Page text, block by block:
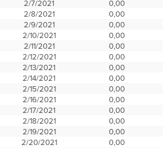
2/7/2021
0,00
2/8/2021
0,00
2/9/2021
0,00
2/10/2021
0,00
2/11/2021
0,00
2/12/2021
0,00
2/13/2021
0,00
2/14/2021
0,00
2/15/2021
0,00
2/16/2021
0,00
2/17/2021
0,00
2/18/2021
0,00
2/19/2021
0,00
2/20/2021
0,00